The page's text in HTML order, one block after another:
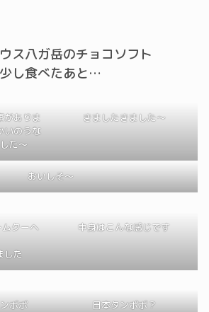
ス八ガ岳のチョコソフト
少し食べたあと…
がありま
いのうな
た～
きましたきました～
おいしそ～
クーヘ
した
中身はこんな感じです
ポポ 日本タンポポ？